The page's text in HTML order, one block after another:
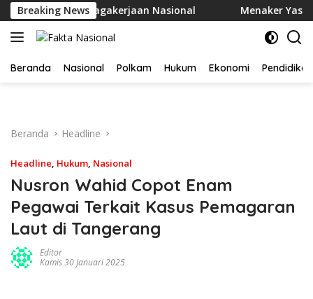
Langsung
ke
konten
Breaking News
Solusi Ketenagakerjaan Nasional Menaker Yassierli
Beranda Nasional Polkam Hukum Ekonomi Pendidikan
Beranda Headline
Headline, Hukum, Nasional
Nusron Wahid Copot Enam
Pegawai Terkait Kasus Pemagaran
Laut di Tangerang
Editor
Kamis 30 Januari 2025